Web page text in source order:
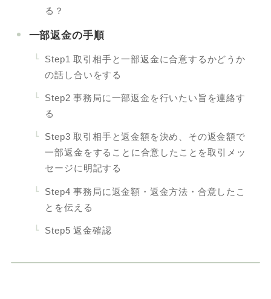
る？
一部返金の手順
Step1 取引相手と一部返金に合意するかどうか
の話し合いをする
Step2 事務局に一部返金を行いたい旨を連絡す
る
Step3 取引相手と返金額を決め、その返金額で
一部返金をすることに合意したことを取引メッ
セージに明記する
Step4 事務局に返金額・返金方法・合意したこ
とを伝える
Step5 返金確認